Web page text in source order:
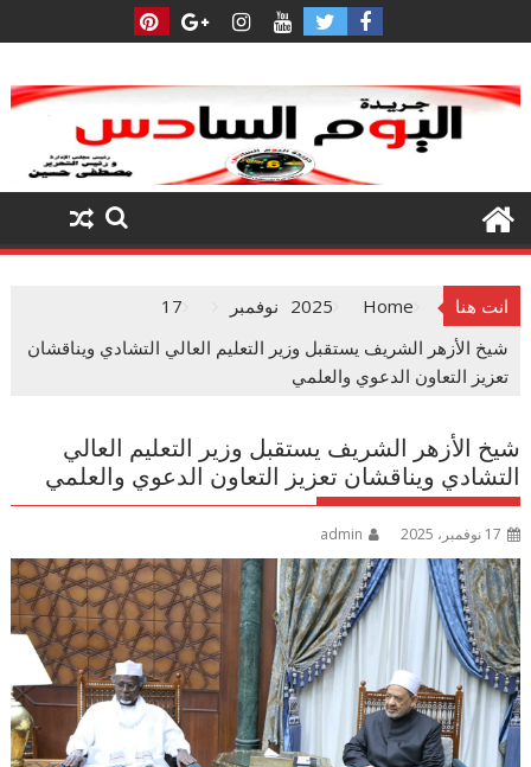
to
انت هنا Home
2025 نوفمبر
17
شيخ الأزهر الشريف يستقبل وزير التعليم العالي التشادي ويناقشان
تعزيز التعاون الدعوي والعلمي
شيخ الأزهر الشريف يستقبل وزير التعليم العالي
التشادي ويناقشان تعزيز التعاون الدعوي والعلمي
17 نوفمبر، 2025 admin